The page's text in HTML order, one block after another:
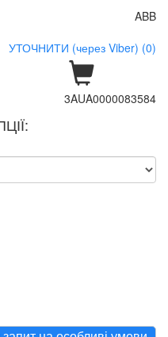
ABB
УТОЧНИТИ (через Viber) (0)
3AUA0000083584